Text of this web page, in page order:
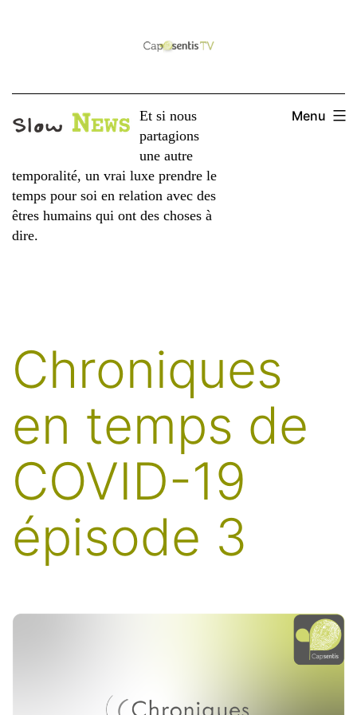
Et si nous
partagions
une autre
temporalité, un vrai luxe prendre le
temps pour soi en relation avec des
êtres humains qui ont des choses à
dire.
Menu
Chroniques
en temps de
COVID-19
épisode 3